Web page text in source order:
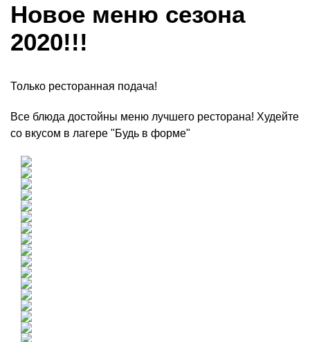
Новое меню сезона
2020!!!
Только ресторанная подача!
Все блюда достойны меню лучшего ресторана! Худейте
со вкусом в лагере "Будь в форме"